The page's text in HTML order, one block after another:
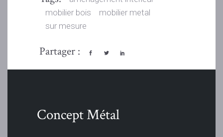
mobilier bois
mobilier metal
sur mesure
Partager :
Concept Métal